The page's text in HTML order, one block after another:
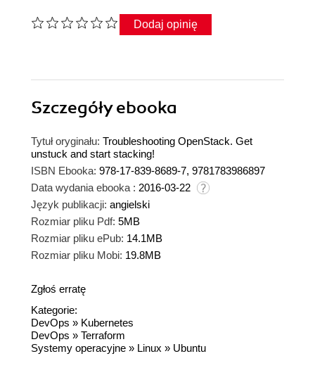
Dodaj opinię
Szczegółyebooka
Tytuł oryginału: Troubleshooting OpenStack. Get
unstuck and start stacking!
ISBN Ebooka: 978-17-839-8689-7, 9781783986897
Data wydania ebooka : 2016-03-22
Język publikacji: angielski
Rozmiar pliku Pdf: 5MB
Rozmiar pliku ePub: 14.1MB
Rozmiar pliku Mobi: 19.8MB
Zgłoś erratę
Kategorie:
DevOps » Kubernetes
DevOps » Terraform
Systemy operacyjne » Linux » Ubuntu